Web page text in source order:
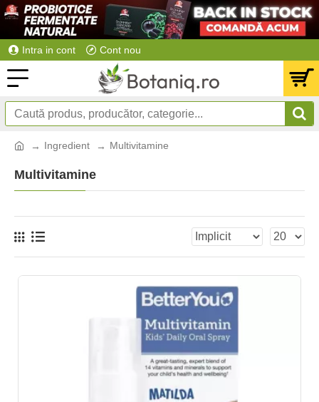
Intra in cont Cont nou
Ingredient Multivitamine
Multivitamine